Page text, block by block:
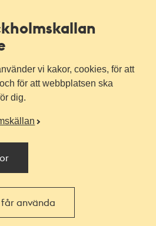
vi kakor, cookies, för att
för att webbplatsen ska
dig.
använda